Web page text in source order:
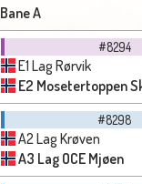
Bane A
#8294
E1 Lag Rørvik
E2 Mosetertoppen Skiline
#8298
A2 Lag Krøven
A3 Lag OCE Mjøen